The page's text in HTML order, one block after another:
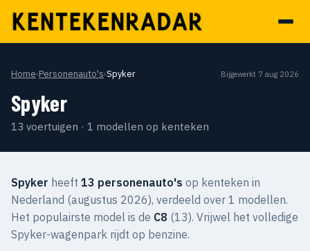
Home›Personenauto's›Spyker Bijgewerkt 7 aug 2026
Spyker
13 voertuigen · 1 modellen op kenteken
Spyker heeft 13 personenauto's op kenteken in
Nederland (augustus 2026), verdeeld over 1 modellen.
Het populairste model is de C8 (13). Vrijwel het volledige
Spyker-wagenpark rijdt op benzine.